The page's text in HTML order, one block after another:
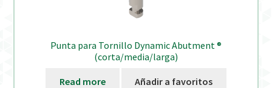
Punta para Tornillo Dynamic Abutment ®
(corta/media/larga)
Read more Añadir a favoritos